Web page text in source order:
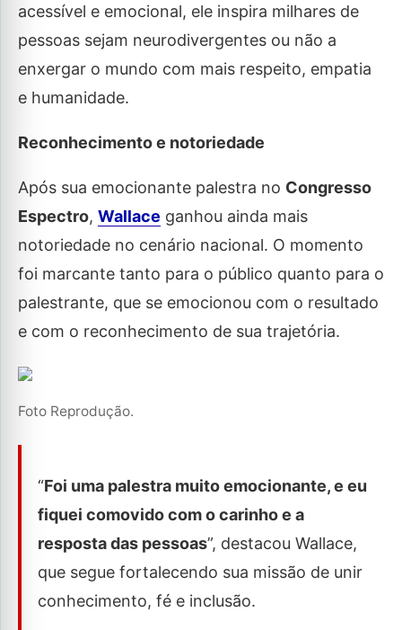
acessível e emocional, ele inspira milhares de
pessoas sejam neurodivergentes ou não a
enxergar o mundo com mais respeito, empatia
e humanidade.
Reconhecimento e notoriedade
Após sua emocionante palestra no Congresso
Espectro, Wallace ganhou ainda mais
notoriedade no cenário nacional. O momento
foi marcante tanto para o público quanto para o
palestrante, que se emocionou com o resultado
e com o reconhecimento de sua trajetória.
Foto Reprodução.
“Foi uma palestra muito emocionante, e eu
fiquei comovido com o carinho e a
resposta das pessoas”, destacou Wallace,
que segue fortalecendo sua missão de unir
conhecimento, fé e inclusão.